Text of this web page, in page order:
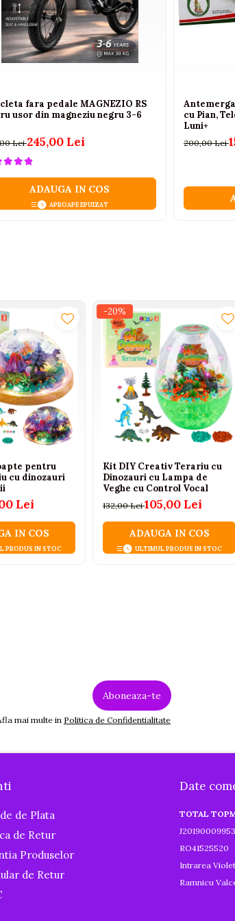
fara pedale MAGNEZIO RS
usor din magneziu negru 3-6
Lei245,00 Lei
ADAUGA IN COS
APROAPE EPUIZAT
cu Pian,
Luni+
200,00 Lei
pentru
cu dinozauri
Lei
IN COS
PRODUS IN STOC
-20%
Kit DIY Creativ Terariu cu
Dinozauri cu Lampa de
Veghe cu Control Vocal
132,00 Lei105,00 Lei
ADAUGA IN COS
ULTIMUL PRODUS IN STOC
mai multe in Politica de Confidentialitate
de Plata
de Retur
Produselor
de Retur
Date
TOTAL
RO41525520
Intrarea
Ramnicu